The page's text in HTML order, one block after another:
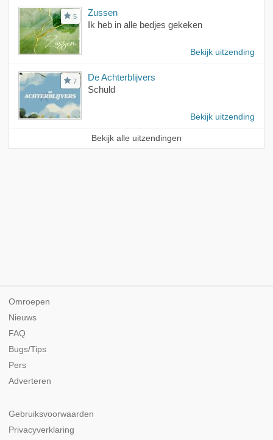
5
Zussen
Ik heb in alle bedjes gekeken
Bekijk uitzending
7
De Achterblijvers
Schuld
Bekijk uitzending
Bekijk alle uitzendingen
Omroepen
Nieuws
FAQ
Bugs/Tips
Pers
Adverteren
Gebruiksvoorwaarden
Privacyverklaring